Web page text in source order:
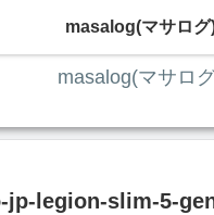
知識4割・ガジェット4割・その他2
masalog(マサロ
jp-legion-slim-5-
masalog(マサログ